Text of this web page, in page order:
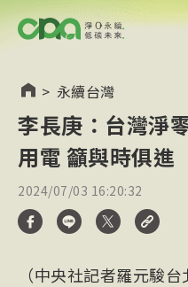
> 永續台灣
李長庚：台灣淨
用電 籲與時俱進
2024/07/03 16:20:32
（中央社記者羅元駿